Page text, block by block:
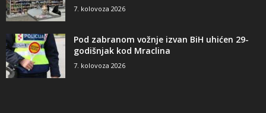
7. kolovoza 2026
Pod zabranom vožnje izvan BiH uhićen 29-
godišnjak kod Mraclina
7. kolovoza 2026